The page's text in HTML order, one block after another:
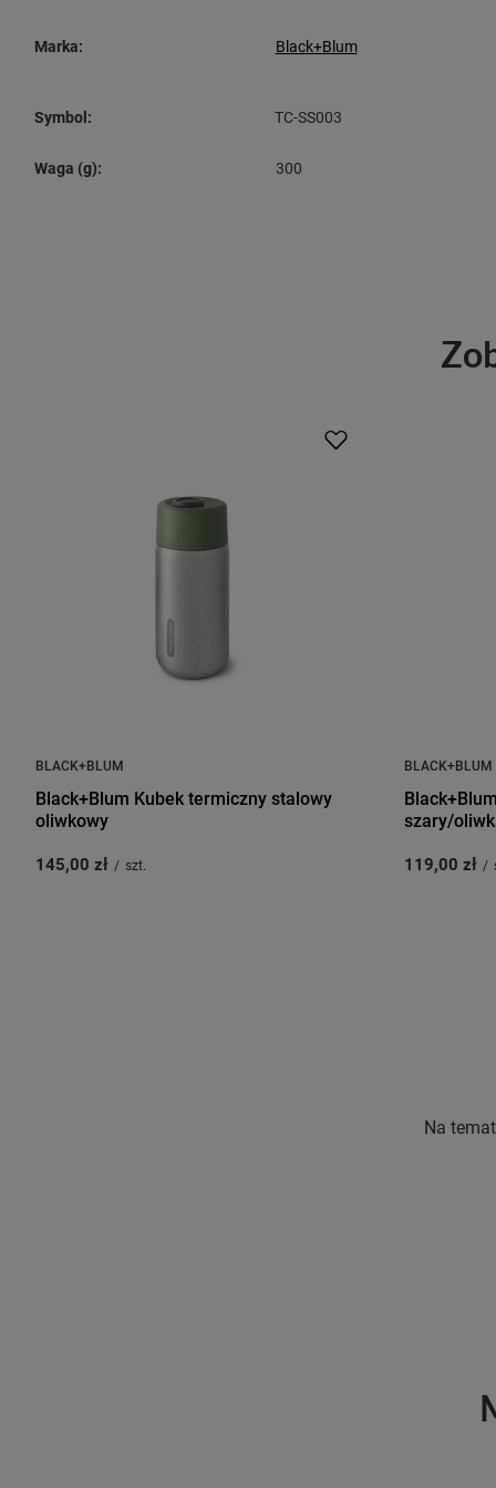
Marka: Black+Blum
Symbol: TC-SS003
Waga (g): 300
BLACK+BLUM
Black+Blum Kubek termiczny stalowy
oliwkowy
145,00 zł / szt.
BLACK+BLUM
szary/
119,00 zł /
Na